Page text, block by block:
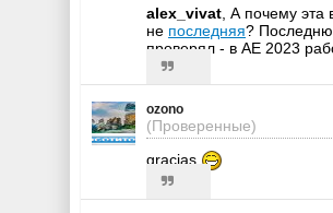
alex_vivat, А почему эта
не последняя?
проверял - в AE 2023
ozono
(Проверенные)
gracias